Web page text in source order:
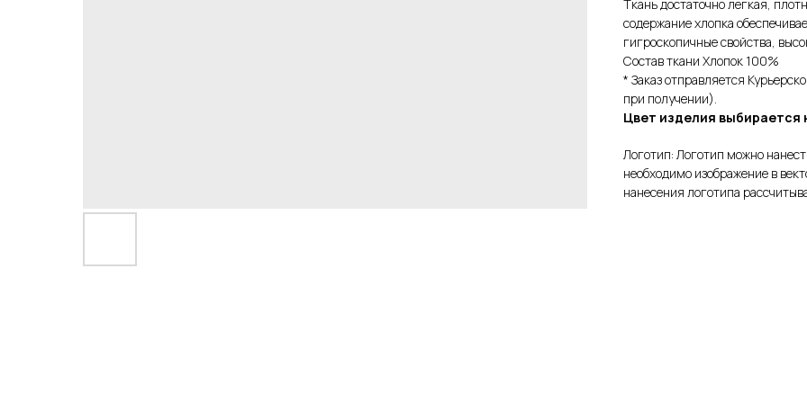
Ткань достаточно легкая,
содержание хлопка
гигроскопичные свойства,
Состав ткани Хлопок 100%
* Заказ отправляется
при получении).
Цвет изделия выбирается
Логотип: Логотип можно
необходимо изображение в
нанесения логотипа